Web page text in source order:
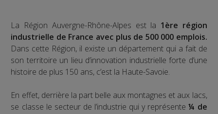
La Région Auvergne-Rhône-Alpes est la 1ère région
industrielle de France avec plus de 500 000 emplois.
Dans cette Région, il existe un département qui a fait de
son territoire un lieu d’innovation industrielle forte d’une
histoire de plus 150 ans, c’est la Haute-Savoie.
En effet, derrière la part belle aux montagnes et aux lacs,
se classe le secteur de l’industrie qui y représente¼ de